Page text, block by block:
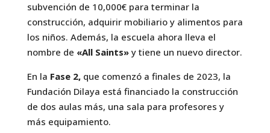
subvención de 10,000€ para terminar la
construcción, adquirir mobiliario y alimentos para
los niños. Además, la escuela ahora lleva el
nombre de «All Saints»y tiene un nuevo director.
En la Fase 2,que comenzó a finales de 2023, la
Fundación Dilaya está financiado la construcción
de dos aulas más, una sala para profesores y
más equipamiento.